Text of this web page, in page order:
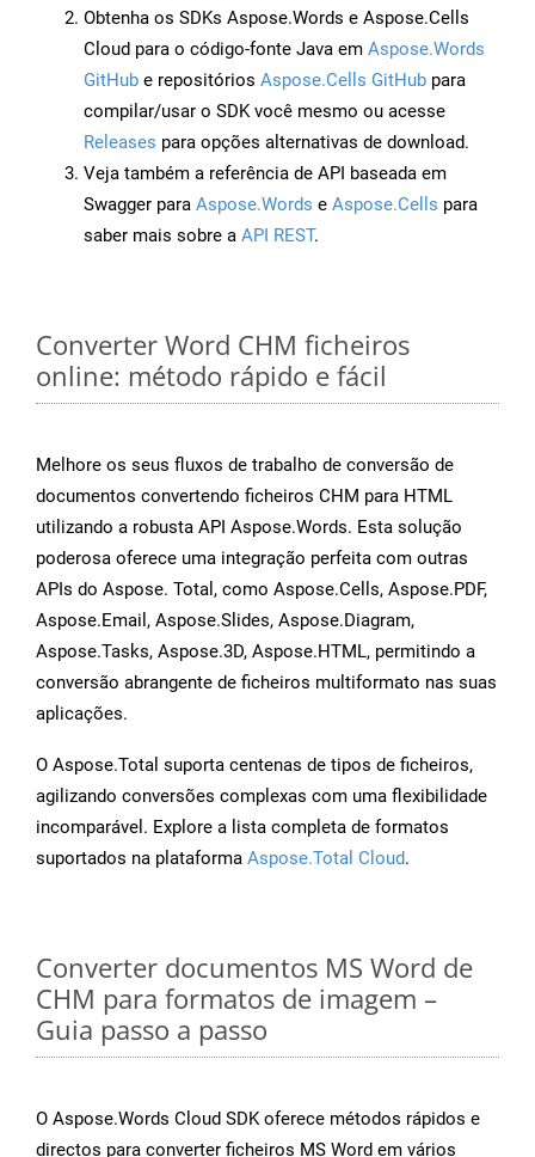
Obtenha os SDKs Aspose.Words e Aspose.Cells
Cloud para o código-fonte Java em Aspose.Words
GitHub e repositórios Aspose.Cells GitHub para
compilar/usar o SDK você mesmo ou acesse
Releases para opções alternativas de download.
Veja também a referência de API baseada em
Swagger para Aspose.Words e Aspose.Cells para
saber mais sobre a API REST.
Converter Word CHM ficheiros
online: método rápido e fácil
Melhore os seus fluxos de trabalho de conversão de
documentos convertendo ficheiros CHM para HTML
utilizando a robusta API Aspose.Words. Esta solução
poderosa oferece uma integração perfeita com outras
APIs do Aspose. Total, como Aspose.Cells, Aspose.PDF,
Aspose.Email, Aspose.Slides, Aspose.Diagram,
Aspose.Tasks, Aspose.3D, Aspose.HTML, permitindo a
conversão abrangente de ficheiros multiformato nas suas
aplicações.
O Aspose.Total suporta centenas de tipos de ficheiros,
agilizando conversões complexas com uma flexibilidade
incomparável. Explore a lista completa de formatos
suportados na plataforma Aspose.Total Cloud.
Converter documentos MS Word de
CHM para formatos de imagem –
Guia passo a passo
O Aspose.Words Cloud SDK oferece métodos rápidos e
directos para converter ficheiros MS Word em vários